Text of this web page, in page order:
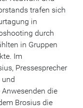
trafen sich
in
durch
in Gruppen
Im
Pressesprecher
und
die
Brosius die